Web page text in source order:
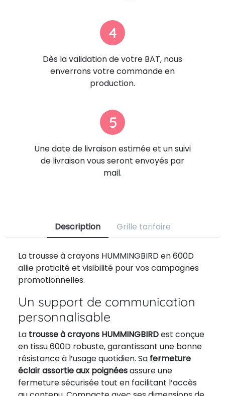
4
Dès la validation de votre BAT, nous
enverrons votre commande en
production.
5
Une date de livraison estimée et un suivi
de livraison vous seront envoyés par
mail.
Description Grille tarifaire
La trousse à crayons HUMMINGBIRD en 600D
allie praticité et visibilité pour vos campagnes
promotionnelles.
Un support de communication
personnalisable
La trousse à crayons HUMMINGBIRDest conçue
en tissu 600D robuste, garantissant une bonne
résistance à l’usage quotidien. Sa fermeture
éclair assortie aux poignéesassure une
fermeture sécurisée tout en facilitant l’accès